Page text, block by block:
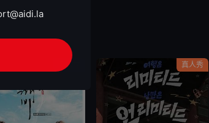
真人秀 真人秀